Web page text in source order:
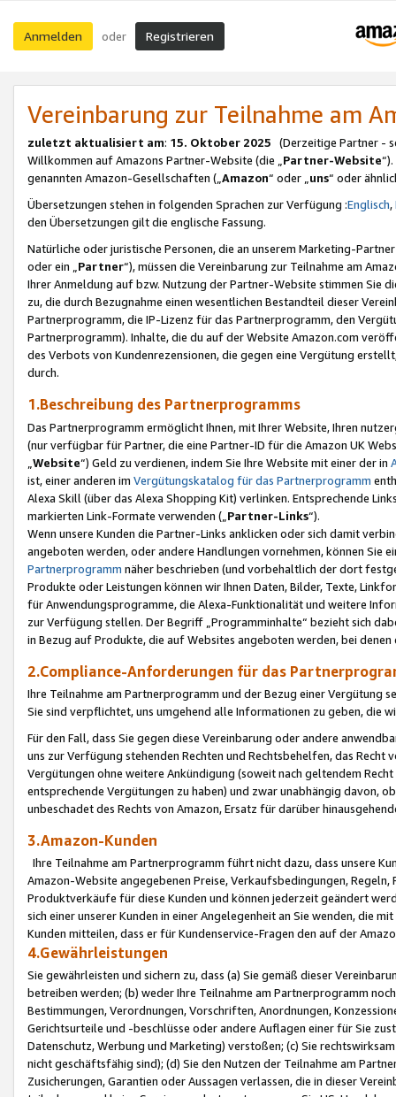
Anmelden oder Registrieren
Vereinbarung zur Teilnahme am
zuletzt aktualisiert am: 15. Oktober 2025 (Derzeitige Partner -
Willkommen auf Amazons Partner-Website (die „Partner-Website
genannten Amazon-Gesellschaften („Amazon“ oder „uns“ oder
Übersetzungen stehen in folgenden Sprachen zur Verfügung :Englisch,
den Übersetzungen gilt die englische Fassung.
Natürliche oder juristische Personen, die an unserem Marketing-
oder ein „Partner“), müssen die Vereinbarung zur Teilnahme am
Ihrer Anmeldung auf bzw. Nutzung der Partner-Website stimmen Sie
zu, die durch Bezugnahme einen wesentlichen Bestandteil dieser
Partnerprogramm, die IP-Lizenz für das Partnerprogramm, den
Partnerprogramm). Inhalte, die du auf der Website Amazon.com
des Verbots von Kundenrezensionen, die gegen eine Vergütung
durch.
1.Beschreibung des Partnerprogramms
Das Partnerprogramm ermöglicht Ihnen, mit Ihrer Website, Ihren
(nur verfügbar für Partner, die eine Partner-ID für die Amazon UK
Website“) Geld zu verdienen, indem Sie Ihre Website mit einer der in
ist, einer anderen im Vergütungskatalog für das Partnerprogramm
Alexa Skill (über das Alexa Shopping Kit) verlinken. Entsprechende
markierten Link-Formate verwenden („ Partner-Links“).
Wenn unsere Kunden die Partner-Links anklicken oder sich damit
angeboten werden, oder andere Handlungen vornehmen, können Sie
Partnerprogramm näher beschrieben (und vorbehaltlich der dort
Produkte oder Leistungen können wir Ihnen Daten, Bilder, Texte,
für Anwendungsprogramme, die Alexa-Funktionalität und weitere
zur Verfügung stellen. Der Begriff „Programminhalte“ bezieht sich
in Bezug auf Produkte, die auf Websites angeboten werden, bei
2.Compliance-Anforderungen für das
Ihre Teilnahme am Partnerprogramm und der Bezug einer Vergütung
Sie sind verpflichtet, uns umgehend alle Informationen zu geben, die
Für den Fall, dass Sie gegen diese Vereinbarung oder andere
uns zur Verfügung stehenden Rechten und Rechtsbehelfen, das
Vergütungen ohne weitere Ankündigung (soweit nach geltendem
entsprechende Vergütungen zu haben) und zwar unabhängig davon,
unbeschadet des Rechts von Amazon, Ersatz für darüber
3.Amazon-Kunden
Ihre Teilnahme am Partnerprogramm führt nicht dazu, dass unsere
Amazon-Website angegebenen Preise, Verkaufsbedingungen,
Produktverkäufe für diese Kunden und können jederzeit geändert
sich einer unserer Kunden in einer Angelegenheit an Sie wenden, die
Kunden mitteilen, dass er für Kundenservice-Fragen den auf der
4.Gewährleistungen
Sie gewährleisten und sichern zu, dass (a) Sie gemäß dieser
betreiben werden; (b) weder Ihre Teilnahme am Partnerprogramm
Bestimmungen, Verordnungen, Vorschriften, Anordnungen,
Gerichtsurteile und -beschlüsse oder andere Auflagen einer für Sie
Datenschutz, Werbung und Marketing) verstoßen; (c) Sie
nicht geschäftsfähig sind); (d) Sie den Nutzen der Teilnahme am
Zusicherungen, Garantien oder Aussagen verlassen, die in dieser